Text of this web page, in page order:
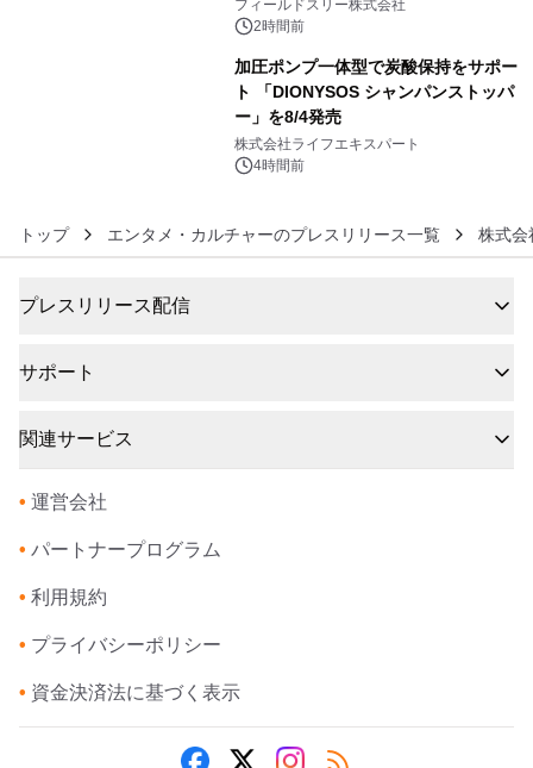
ジ新登場
フィールドスリー株式会社
2時間前
加圧ポンプ一体型で炭酸保持をサポー
ト 「DIONYSOS シャンパンストッパ
ー」を8/4発売
株式会社ライフエキスパート
4時間前
トップ エンタメ・カルチャーのプレスリリース一覧 株式
プレスリリース配信
サポート
関連サービス
• 運営会社
• パートナープログラム
• 利用規約
• プライバシーポリシー
• 資金決済法に基づく表示